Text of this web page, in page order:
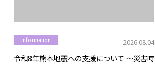
Information 2026.08.04
令和8年熊本地震への支援について ～災害時